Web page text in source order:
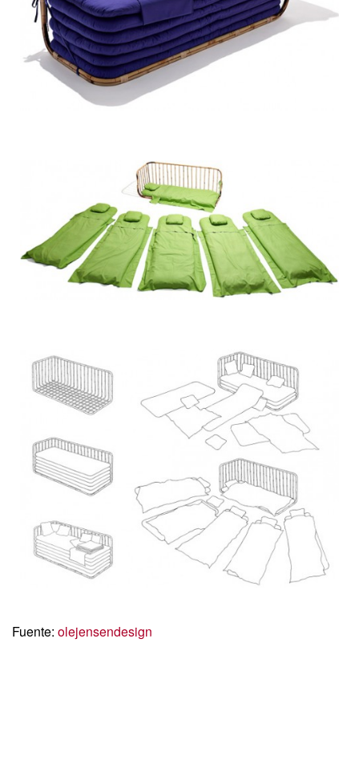
Fuente: olejensendesign